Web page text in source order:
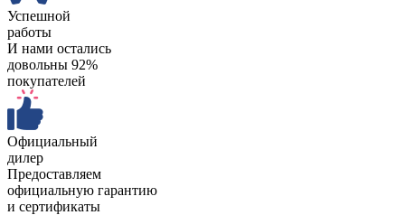
Успешной
работы
И нами остались
довольны 92%
покупателей
Официальный
дилер
Предоставляем
официальную гарантию
и сертификаты